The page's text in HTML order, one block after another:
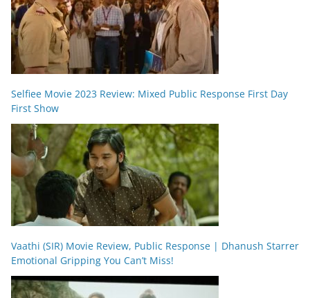
Selfiee Movie 2023 Review: Mixed Public Response First Day
First Show
Vaathi (SIR) Movie Review, Public Response | Dhanush Starrer
Emotional Gripping You Can’t Miss!